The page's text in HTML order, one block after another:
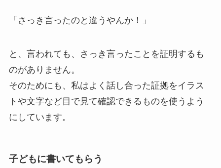
「さっき言ったのと違うやんか！」
と、言われても、さっき言ったことを証明するも
のがありません。
そのためにも、私はよく話し合った証拠をイラス
トや文字など目で見て確認できるものを使うよう
にしています。
子どもに書いてもらう